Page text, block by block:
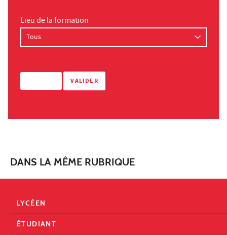
Lieu de la formation
DANS LA MÊME RUBRIQUE
LYCÉEN
ÉTUDIANT